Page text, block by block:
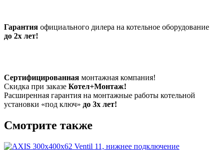
Гарантия официального дилера на котельное оборудование
до 2х лет!
Сертифицированная монтажная компания!
Скидка при заказе Котел+Монтаж!
Расширенная гарантия на монтажные работы котельной
установки «под ключ» до 3х лет!
Смотрите также